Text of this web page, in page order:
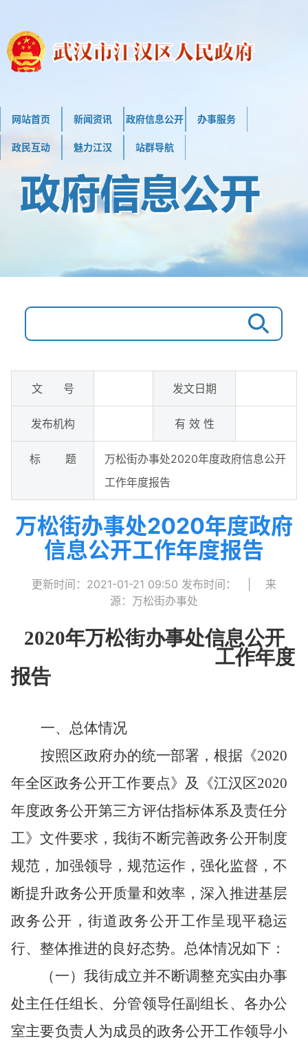
网站首页 新闻资讯 政府信息公开 办事服务
政民互动 魅力江汉 站群导航
文 号 发文日期
发布机构 有 效 性
标 题
万松街办事处2020年度政府信息公开
工作年度报告
万松街办事处2020年度政府
信息公开工作年度报告
更新时间：2021-01-21 09:50 发布时间：
来
源：万松街办事处
2020年万松街办事处信息公开
工作年度
报告
一、总体情况
按照区政府办的统一部署，根据《2020
年全区政务公开工作要点》及《江汉区2020
年度政务公开第三方评估指标体系及责任分
工》文件要求，我街不断完善政务公开制度
规范，加强领导，规范运作，强化监督，不
断提升政务公开质量和效率，深入推进基层
政务公开，街道政务公开工作呈现平稳运
行、整体推进的良好态势。总体情况如下：
（一）我街成立并不断调整充实由办事
处主任任组长、分管领导任副组长、各办公
室主要负责人为成员的政务公开工作领导小